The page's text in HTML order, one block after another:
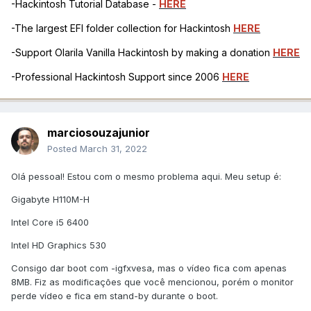
<dict>
ci(0x2,0x0)</key>
<key> AAPL,s
lot-name</key>
ernal@0,2,0</string>
_type</key>
compatible controller
<dict/>
</dict>
-Hackintosh Tutorial Database - HERE
-The largest EFI folder collection for Hackintosh HERE
-Support Olarila Vanilla Hackintosh by making a donation HERE
-Professional Hackintosh Support since 2006 HERE
marciosouzajunior
Posted March 31, 2022
Olá pessoal! Estou com o mesmo problema aqui. Meu setup é:
Gigabyte H110M-H
Intel Core i5 6400
Intel HD Graphics 530
Consigo dar boot com -igfxvesa, mas o vídeo fica com apenas
8MB. Fiz as modificações que você mencionou, porém o monitor
perde vídeo e fica em stand-by durante o boot.